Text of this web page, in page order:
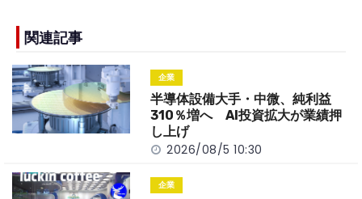
e
b
o
o
k
n
k
関連記事
企業
半導体設備大手・中微、純利益
310％増へ AI投資拡大が業績押
し上げ
2026/08/5 10:30
企業